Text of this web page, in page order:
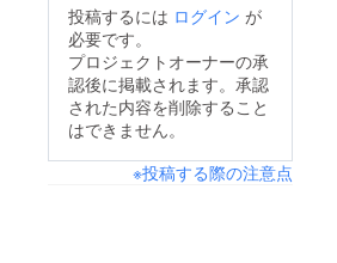
mlまた、中国新聞、読
売新聞でも5/6の記事
で扱っていただいてい
ますのでご確認くださ
い。記念プレートはサ
イロの近くに掲示して
のお名前を刻んだプ
レートの除幕式を開催
します。 先着順です
が記念品なども用意し
いサイロ復活を祝いま
投稿するには ログイン が
必要です。
プロジェクトオーナーの承
認後に掲載されます。承認
された内容を削除すること
はできません。
※投稿する際の注意点